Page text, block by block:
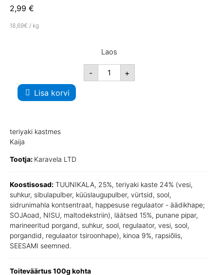
2,99 €
18,69€ / kg
Laos
- +
Lisa korvi
teriyaki kastmes
Kaija
Tootja: Karavela LTD
Koostisosad: TUUNIKALA, 25%, teriyaki kaste 24% (vesi,
suhkur, sibulapulber, küüslaugupulber, vürtsid, sool,
sidrunimahla kontsentraat, happesuse regulaator - äädikhape;
SOJAoad, NISU, maltodekstriin), läätsed 15%, punane pipar,
marineeritud porgand, suhkur, sool, regulaator, vesi, sool,
porgandid, regulaator tsiroonhape), kinoa 9%, rapsiõlis,
SEESAMI seemned.
Toiteväärtus 100g kohta